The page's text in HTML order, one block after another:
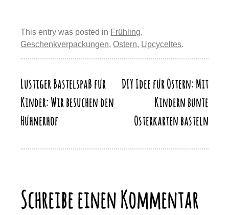
st
b
o
k
y
o
p
y
Li
k
n
This entry was posted in Frühling,
Geschenkverpackungen,Ostern, Upcyceltes.
Beitragsnavigation
Lustiger Bastelspaß für
Kinder: Wir besuchen den
Hühnerhof
DIY Idee für Ostern: Mit
Kindern bunte
Osterkarten basteln
Schreibe einen Kommentar